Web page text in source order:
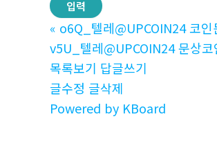
« o6Q_텔레@UPCOIN24 코
v5U_텔레@UPCOIN24 문상
목록보기 답글쓰기
글수정 글삭제
Powered by KBoard